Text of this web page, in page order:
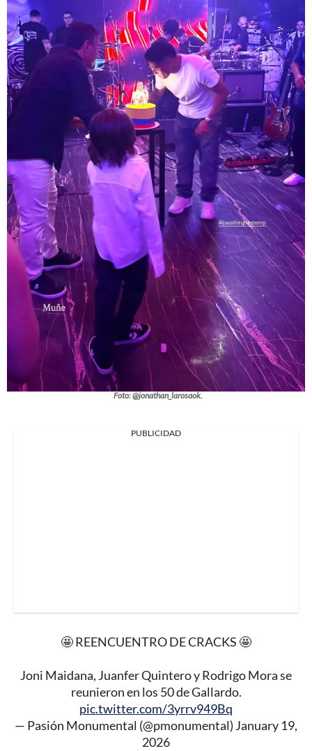
Foto: @jonathan_larosaok.
PUBLICIDAD
🤩 REENCUENTRO DE CRACKS 🤩
Joni Maidana, Juanfer Quintero y Rodrigo Mora se
reunieron en los 50 de Gallardo.
pic.twitter.com/3yrrv949Bq
— Pasión Monumental (@pmonumental) January 19,
2026